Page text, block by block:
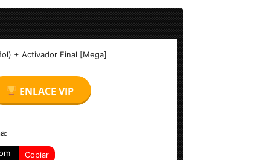
+ Activador Final [Mega]
ENLACE VIP
Copiar